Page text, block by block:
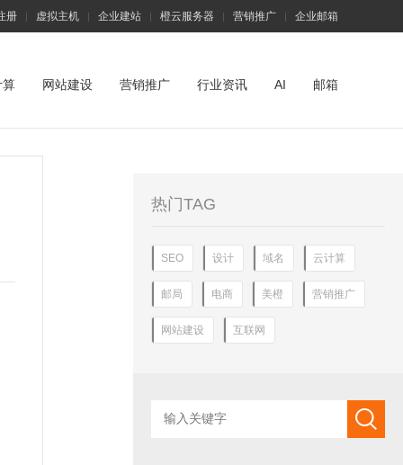
册 | 虚拟主机 | 企业建站 | 橙云服务器 | 营销推广 | 企业邮箱
算 网站建设 营销推广 行业资讯 AI 邮箱
热门TAG
SEO 设计 域名 云计算
邮局 电商 美橙 营销推广
网站建设 互联网